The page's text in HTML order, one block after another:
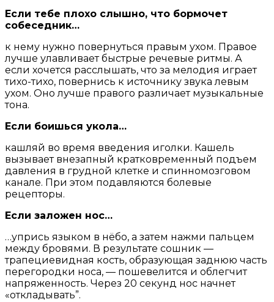
Если тебе плохо слышно, что бормочет
собеседник…
к нему нужно повернуться правым ухом. Правое
лучше улавливает быстрые речевые ритмы. А
если хочется расслышать, что за мелодия играет
тихо-тихо, повернись к источнику звука левым
ухом. Оно лучше правого различает музыкальные
тона.
Если боишься укола…
кашляй во время введения иголки. Кашель
вызывает внезапный кратковременный подъем
давления в грудной клетке и спинномозговом
канале. При этом подавляются болевые
рецепторы.
Если заложен нос…
…упрись языком в нёбо, а затем нажми пальцем
между бровями. В результате сошник —
трапециевидная кость, образующая заднюю часть
перегородки носа, — пошевелится и облегчит
напряженность. Через 20 секунд нос начнет
«откладывать”.